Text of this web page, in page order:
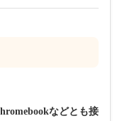
などとも接